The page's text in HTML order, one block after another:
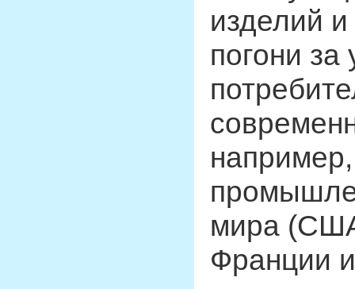
изделий
погони
мира
Франции